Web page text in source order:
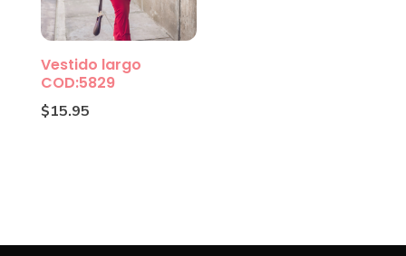
Vestido largo
COD:5829
$15.95